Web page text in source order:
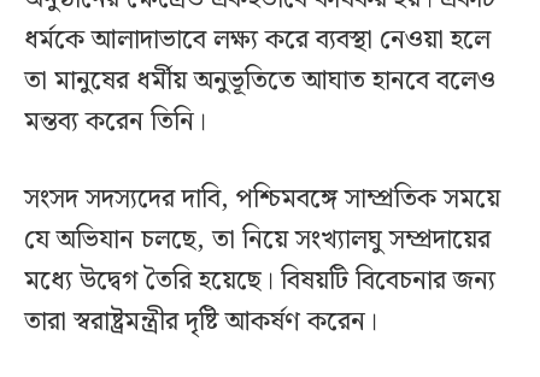
ধর্মকে আলাদাভাবে লক্ষ্য করে ব্যবস্থা নেওয়া হলে
তা মানুষের ধর্মীয় অনুভূতিতে আঘাত হানবে বলেও
মন্তব্য করেন তিনি।
সংসদ সদস্যদের দাবি, পশ্চিমবঙ্গে সাম্প্রতিক সময়ে
যে অভিযান চলছে, তা নিয়ে সংখ্যালঘু সম্প্রদায়ের
মধ্যে উদ্বেগ তৈরি হয়েছে। বিষয়টি বিবেচনার জন্য
তারা স্বরাষ্ট্রমন্ত্রীর দৃষ্টি আকর্ষণ করেন।